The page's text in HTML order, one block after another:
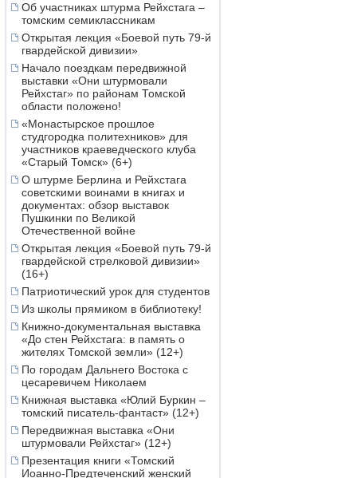
Об участниках штурма Рейхстага –
томским семиклассникам
Открытая лекция «Боевой путь 79-й
гвардейской дивизии»
Начало поездкам передвижной
выставки «Они штурмовали
Рейхстаг» по районам Томской
области положено!
«Монастырское прошлое
студгородка политехников» для
участников краеведческого клуба
«Старый Томск» (6+)
О штурме Берлина и Рейхстага
советскими воинами в книгах и
документах: обзор выставок
Пушкинки по Великой
Отечественной войне
Открытая лекция «Боевой путь 79-й
гвардейской стрелковой дивизии»
(16+)
Патриотический урок для студентов
Из школы прямиком в библиотеку!
Книжно-документальная выставка
«До стен Рейхстага: в память о
жителях Томской земли» (12+)
По городам Дальнего Востока с
цесаревичем Николаем
Книжная выставка «Юлий Буркин –
томский писатель-фантаст» (12+)
Передвижная выставка «Они
штурмовали Рейхстаг» (12+)
Презентация книги «Томский
Иоанно-Предтеченский женский